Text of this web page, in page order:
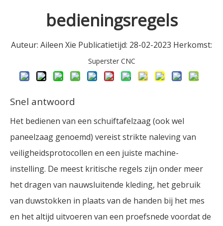
bedieningsregels
Auteur: Aileen Xie Publicatietijd: 28-02-2023 Herkomst:
Superster CNC
Snel antwoord
Het bedienen van een schuiftafelzaag (ook wel
paneelzaag genoemd) vereist strikte naleving van
veiligheidsprotocollen en een juiste machine-
instelling. De meest kritische regels zijn onder meer
het dragen van nauwsluitende kleding, het gebruik
van duwstokken in plaats van de handen bij het mes
en het altijd uitvoeren van een proefsnede voordat de